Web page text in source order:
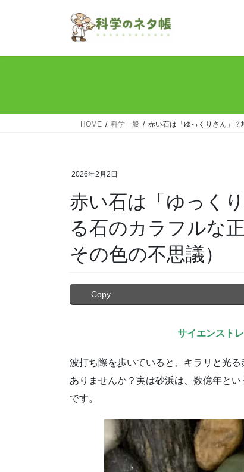
HOME 科学一般 赤い石は「ゆっくりさん」？
2026年2月2日
赤い石は「ゆっく
る石のカラフルな
その色の不思議）
Copy
サイエンスト
波打ち際を歩いていると、キラリと光
ありませんか？実は砂浜は、数億年と
です。